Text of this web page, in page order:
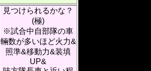
見つけられるかな？
(極)
※試合中自部隊の車
輛数が多いほど火力&
照準&移動力&装填
UP&